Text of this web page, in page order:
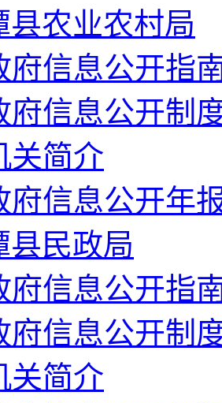
县农业农村局
府信息公开指
府信息公开制
关简介
府信息公开年
县民政局
府信息公开指
府信息公开制
关简介